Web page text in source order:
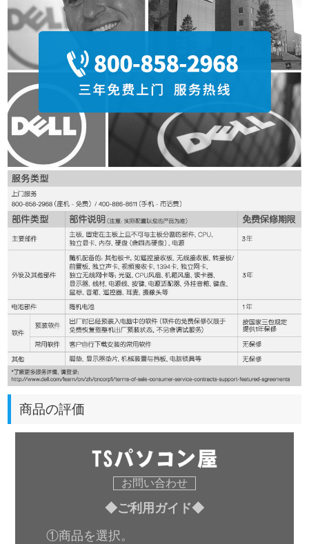
商品の評価
お問い合わせ
◆ご利用ガイド◆
①商品を選択。